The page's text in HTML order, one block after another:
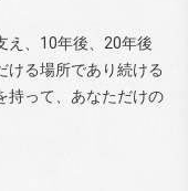
え、10年後、20年後
ける場所であり続ける
持って、あなただけの